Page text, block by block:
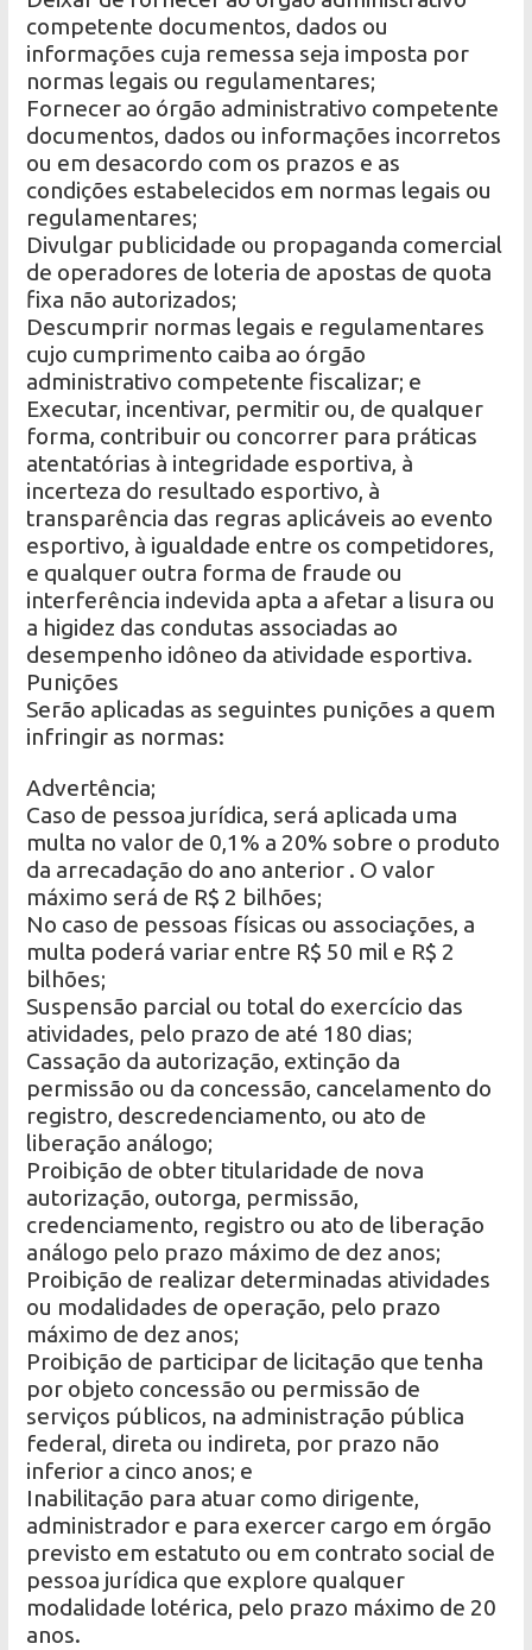
competente documentos, dados ou
informações cuja remessa seja imposta por
normas legais ou regulamentares;
Fornecer ao órgão administrativo competente
documentos, dados ou informações incorretos
ou em desacordo com os prazos e as
condições estabelecidos em normas legais ou
regulamentares;
Divulgar publicidade ou propaganda comercial
de operadores de loteria de apostas de quota
fixa não autorizados;
Descumprir normas legais e regulamentares
cujo cumprimento caiba ao órgão
administrativo competente fiscalizar; e
Executar, incentivar, permitir ou, de qualquer
forma, contribuir ou concorrer para práticas
atentatórias à integridade esportiva, à
incerteza do resultado esportivo, à
transparência das regras aplicáveis ao evento
esportivo, à igualdade entre os competidores,
e qualquer outra forma de fraude ou
interferência indevida apta a afetar a lisura ou
a higidez das condutas associadas ao
desempenho idôneo da atividade esportiva.
Punições
Serão aplicadas as seguintes punições a quem
infringir as normas:
Advertência;
Caso de pessoa jurídica, será aplicada uma
multa no valor de 0,1% a 20% sobre o produto
da arrecadação do ano anterior . O valor
máximo será de R$ 2 bilhões;
No caso de pessoas físicas ou associações, a
multa poderá variar entre R$ 50 mil e R$ 2
bilhões;
Suspensão parcial ou total do exercício das
atividades, pelo prazo de até 180 dias;
Cassação da autorização, extinção da
permissão ou da concessão, cancelamento do
registro, descredenciamento, ou ato de
liberação análogo;
Proibição de obter titularidade de nova
autorização, outorga, permissão,
credenciamento, registro ou ato de liberação
análogo pelo prazo máximo de dez anos;
Proibição de realizar determinadas atividades
ou modalidades de operação, pelo prazo
máximo de dez anos;
Proibição de participar de licitação que tenha
por objeto concessão ou permissão de
serviços públicos, na administração pública
federal, direta ou indireta, por prazo não
inferior a cinco anos; e
Inabilitação para atuar como dirigente,
administrador e para exercer cargo em órgão
previsto em estatuto ou em contrato social de
pessoa jurídica que explore qualquer
modalidade lotérica, pelo prazo máximo de 20
anos.